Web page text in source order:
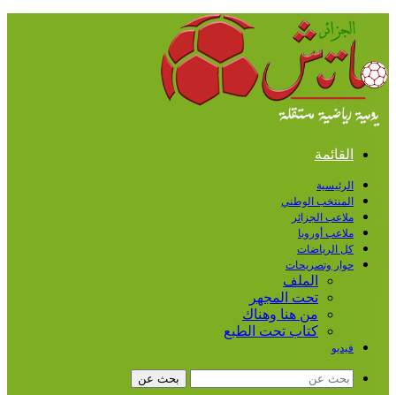
القائمة
الرئيسية
المنتخب الوطني
ملاعب الجزائر
ملاعب أوروبا
كل الرياضات
حوار وتصريحات
الملف
تحت المجهر
من هنا وهناك
كتاب تحت الطبع
فيديو
بحث عن